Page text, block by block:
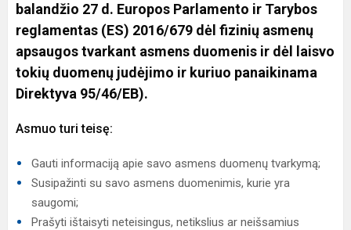
balandžio 27 d. Europos Parlamento ir Tarybos
reglamentas (ES) 2016/679 dėl fizinių asmenų
apsaugos tvarkant asmens duomenis ir dėl laisvo
tokių duomenų judėjimo ir kuriuo panaikinama
Direktyva 95/46/EB).
Asmuo turi teisę:
Gauti informaciją apie savo asmens duomenų tvarkymą;
Susipažinti su savo asmens duomenimis, kurie yra
saugomi;
Prašyti ištaisyti neteisingus, netikslius ar neišsamius